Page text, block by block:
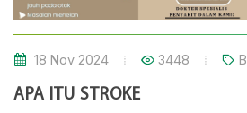
18 Nov 2024 3448
APA ITU STROKE